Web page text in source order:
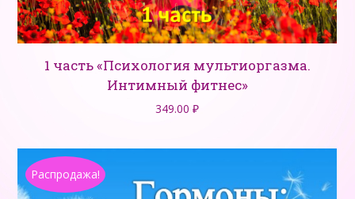
1 часть «Психология мультиоргазма.
Интимный фитнес»
349.00 ₽
Распродажа!